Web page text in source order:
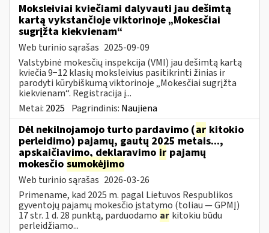
Moksleiviai kviečiami dalyvauti jau dešimtą
kartą vykstančioje viktorinoje „Mokesčiai
sugrįžta kiekvienam“
Web turinio sąrašas 2025-09-09
Valstybinė mokesčių inspekcija (VMI) jau dešimtą kartą
kviečia 9−12 klasių moksleivius pasitikrinti žinias ir
parodyti kūrybiškumą viktorinoje „Mokesčiai sugrįžta
kiekvienam“. Registracija į...
Metai: 2025 Pagrindinis: Naujiena
Dėl nekilnojamojo turto pardavimo (ar kitokio
perleidimo) pajamų, gautų 2025 metais...,
apskaičiavimo, deklaravimo ir pajamų
mokesčio sumokėjimo
Web turinio sąrašas 2026-03-26
Primename, kad 2025 m. pagal Lietuvos Respublikos
gyventojų pajamų mokesčio įstatymo (toliau — GPMĮ)
17 str. 1 d. 28 punktą, parduodamo ar kitokiu būdu
perleidžiamo...